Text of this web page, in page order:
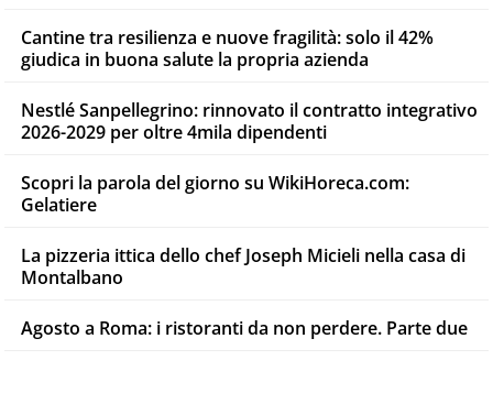
Cantine tra resilienza e nuove fragilità: solo il 42%
giudica in buona salute la propria azienda
Nestlé Sanpellegrino: rinnovato il contratto integrativo
2026-2029 per oltre 4mila dipendenti
Scopri la parola del giorno su WikiHoreca.com:
Gelatiere
La pizzeria ittica dello chef Joseph Micieli nella casa di
Montalbano
Agosto a Roma: i ristoranti da non perdere. Parte due